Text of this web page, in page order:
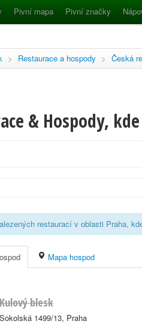
Pivní mapa Pivní značky
> Restaurace a hospody > Česká
& Hospody,
restaurací v oblasti Praha,
Mapa hospod
Kulový blesk
Sokolská 1499/13, Praha